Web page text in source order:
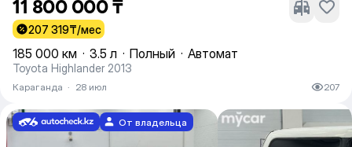
11 800 000 ₸
207 319₸/мес
185 000 км · 3.5 л · Полный · Автомат
Toyota Highlander 2013
Караганда · 28 июл 207
От владельца